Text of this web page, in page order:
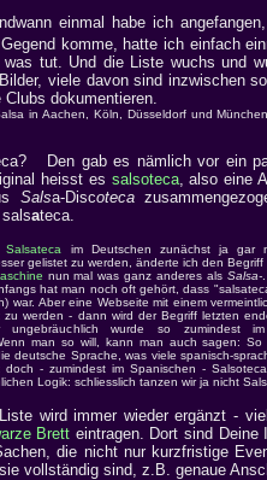
einmal habe ich
komme, hatte ich einfach
tut. Und die Liste wuchs und
viele davon sind inzwischen
dokumentieren.
in Aachen, Köln, Düsseldorf und
Den gab es nämlich vor ein
heisst es salsoteca, also eine
Salsa-Discoteca
ateca.
Salsateca
im Deutschen zunächst ja gar
gelistet zu werden, änderte ich den Begriff
nun mal was ganz anderes alsSalsa-
hat man noch oft gehört, dass
war. Aber eine Webseite mit einem
werden - dann wird der Begriff letzten
wurde so zumindest im
man so will, kann man auch sagen: So
deutsche Sprache, was viele spanisch-
- zumindest im Spanischen -
Logik: schliesslich tanzen wir ja nicht
wird immer wieder ergänzt -
Brett eintragen. Dort sind
die nicht nur kurzfristige
vollständig sind, z.B. genaue